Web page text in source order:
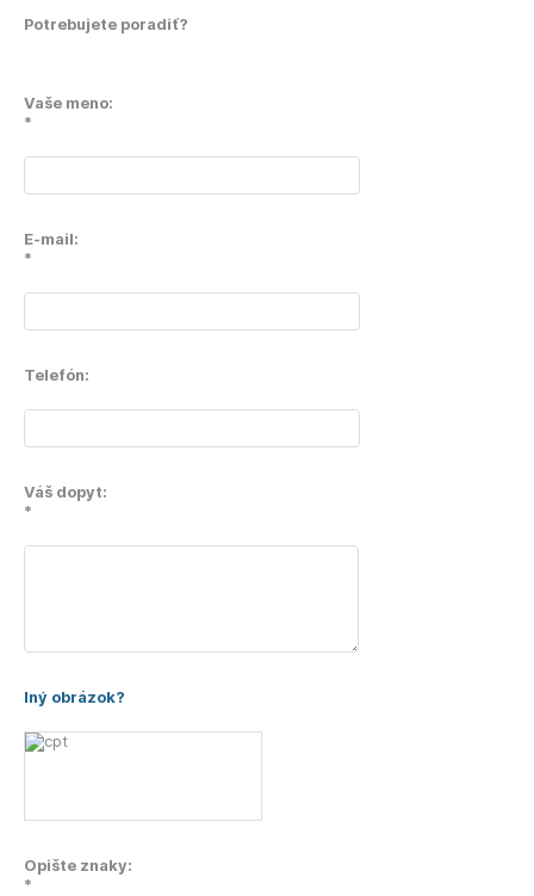
Potrebujete poradiť?
Vaše meno:
*
E-mail:
*
Telefón:
Váš dopyt:
*
Iný obrázok?
Opište znaky:
*